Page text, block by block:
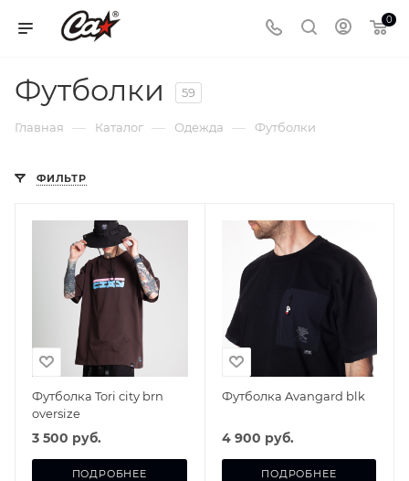
0
Футболки 59
Главная — Каталог — Одежда — Футболки
ФИЛЬТР
Футболка Tori city brn
oversize
3 500 руб.
ПОДРОБНЕЕ
Футболка Avangard blk
4 900 руб.
ПОДРОБНЕЕ